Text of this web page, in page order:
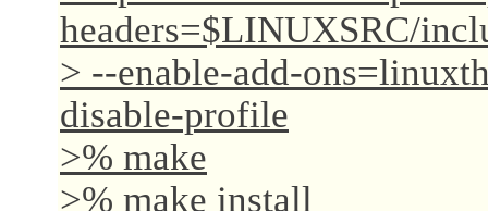
headers=$LINUXSRC/
> --enable-add-
disable-profile
>% make
>% make install